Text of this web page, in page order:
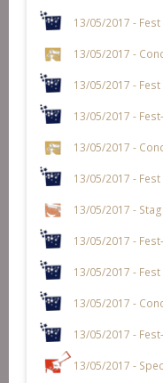
13/05/2017 -
13/05/2017 -
13/05/2017 -
13/05/2017 -
13/05/2017 -
13/05/2017 -
13/05/2017 -
13/05/2017 -
13/05/2017 -
13/05/2017 -
13/05/2017 -
13/05/2017 -